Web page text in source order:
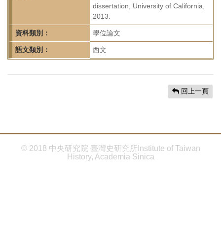
首
頁
dissertation, University of California,
2013.
資料類別： 學位論文
語文類別： 西文
回上一頁
© 2018 中央研究院 臺灣史研究所Institute of Taiwan
History, Academia Sinica